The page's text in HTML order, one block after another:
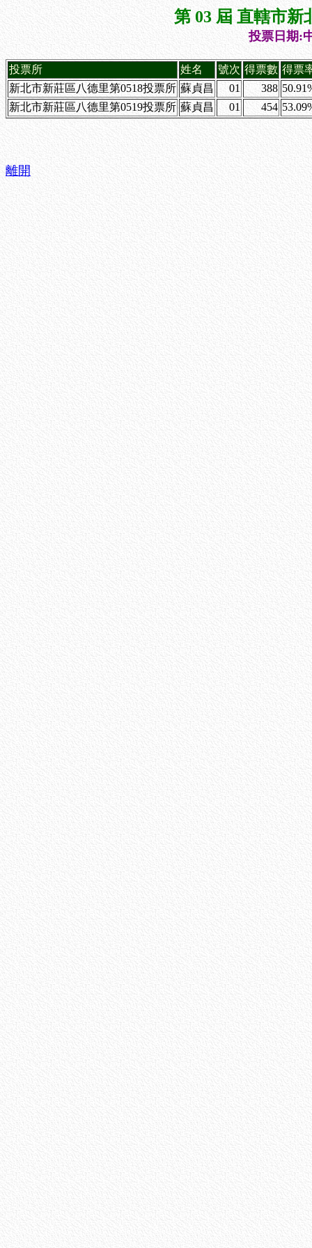
第 03 屆 直轄市新
投票日期:
投票所 姓名 號次 得票數 得票
新北市新莊區八德里第0518投票所 蘇貞昌 01 388
新北市新莊區八德里第0519投票所 蘇貞昌 01 454
離開